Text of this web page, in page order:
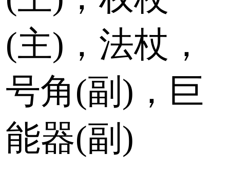
(主)，法杖，
号角(副)，巨
能器(副)